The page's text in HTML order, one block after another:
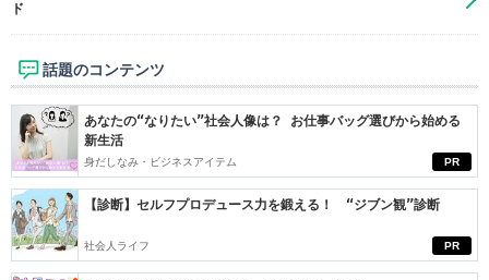
ド
話題のコンテンツ
PR
あなたの“なりたい”社会人像は？ お仕事バッグ選びから始める
新生活
身だしなみ・ビジネスアイテム
PR
【診断】セルフプロデュース力を鍛える！ “ジブン観”診断
社会人ライフ